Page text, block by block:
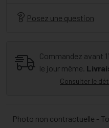
Posez une question
Commandez avant
le jour même.
Consulter le
Photo non contractuelle -